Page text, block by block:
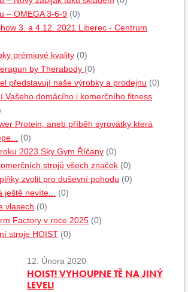
– OMEGA 3-6-9 (0)
3. a 4.12. 2021 Liberec - Centrum
prémiové kvality (0)
by Therabody (0)
představují naše výrobky a prodejnu (0)
Vašeho domácího i komerčního fitness
Protein, aneb příběh syrovátky která
(0)
2023 Sky Gym Říčany (0)
strojů všech značek (0)
zvolit pro duševní pohodu (0)
nevíte...
(0)
vlasech (0)
Factory v roce 2025 (0)
stroje HOIST (0)
12. Února 2020
HOIST! VYHOUPNE TĚ NA JINÝ
LEVEL!